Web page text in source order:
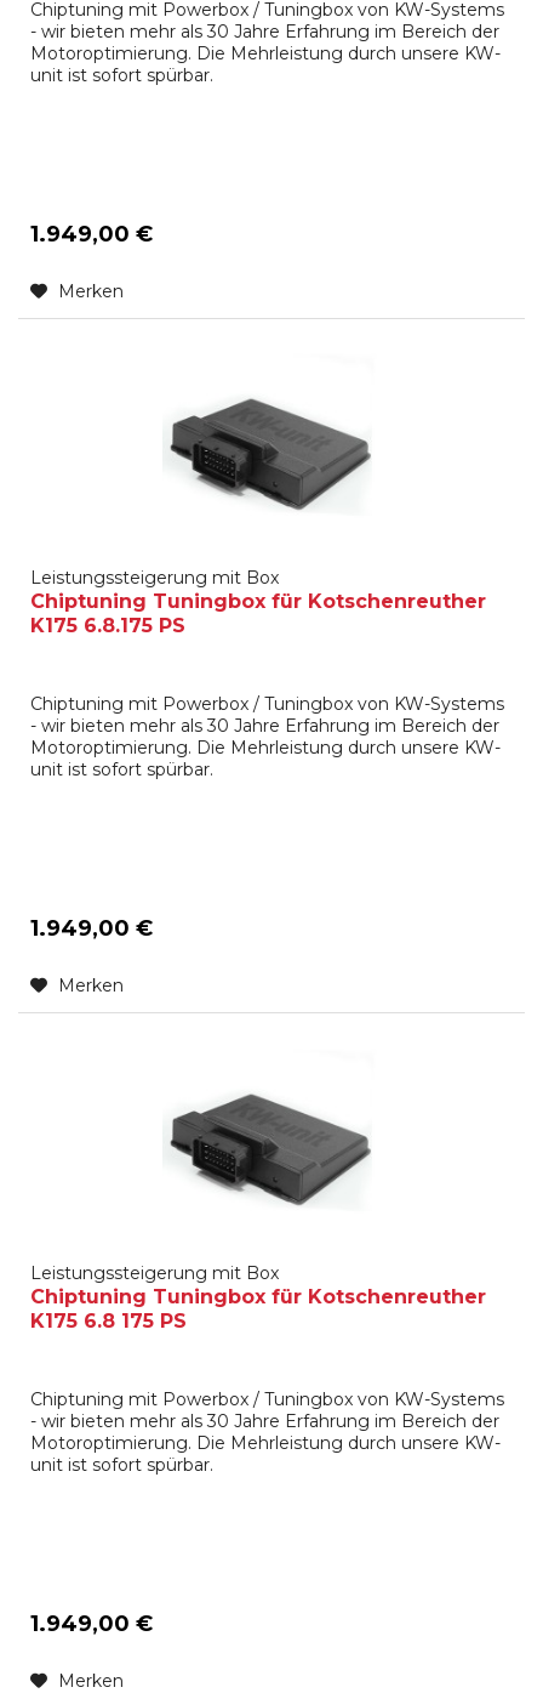
Chiptuning mit Powerbox / Tuningbox von KW-Systems
- wir bieten mehr als 30 Jahre Erfahrung im Bereich der
Motoroptimierung. Die Mehrleistung durch unsere KW-
unit ist sofort spürbar.
1.949,00 €
Merken
Leistungssteigerung mit Box
Chiptuning Tuningbox für Kotschenreuther
K175 6.8.175 PS
Chiptuning mit Powerbox / Tuningbox von KW-Systems
- wir bieten mehr als 30 Jahre Erfahrung im Bereich der
Motoroptimierung. Die Mehrleistung durch unsere KW-
unit ist sofort spürbar.
1.949,00 €
Merken
Leistungssteigerung mit Box
Chiptuning Tuningbox für Kotschenreuther
K175 6.8 175 PS
Chiptuning mit Powerbox / Tuningbox von KW-Systems
- wir bieten mehr als 30 Jahre Erfahrung im Bereich der
Motoroptimierung. Die Mehrleistung durch unsere KW-
unit ist sofort spürbar.
1.949,00 €
Merken